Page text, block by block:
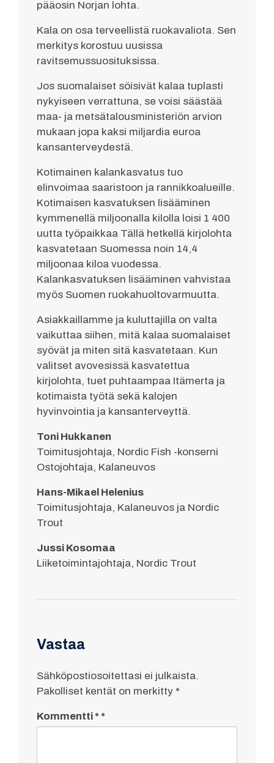
pääosin Norjan lohta.
Kala on osa terveellistä ruokavaliota. Sen
merkitys korostuu uusissa
ravitsemussuosituksissa.
Jos suomalaiset söisivät kalaa tuplasti
nykyiseen verrattuna, se voisi säästää
maa- ja metsätalousministeriön arvion
mukaan jopa kaksi miljardia euroa
kansanterveydestä.
Kotimainen kalankasvatus tuo
elinvoimaa saaristoon ja rannikkoalueille.
Kotimaisen kasvatuksen lisääminen
kymmenellä miljoonalla kilolla loisi 1 400
uutta työpaikkaa Tällä hetkellä kirjolohta
kasvatetaan Suomessa noin 14,4
miljoonaa kiloa vuodessa.
Kalankasvatuksen lisääminen vahvistaa
myös Suomen ruokahuoltovarmuutta.
Asiakkaillamme ja kuluttajilla on valta
vaikuttaa siihen, mitä kalaa suomalaiset
syövät ja miten sitä kasvatetaan. Kun
valitset avovesissä kasvatettua
kirjolohta, tuet puhtaampaa Itämerta ja
kotimaista työtä sekä kalojen
hyvinvointia ja kansanterveyttä.
Toni Hukkanen
Toimitusjohtaja, Nordic Fish -konserni
Ostojohtaja, Kalaneuvos
Hans-Mikael Helenius
Toimitusjohtaja, Kalaneuvos ja Nordic
Trout
Jussi Kosomaa
Liiketoimintajohtaja, Nordic Trout
Vastaa
Sähköpostiosoitettasi ei julkaista.
Pakolliset kentät on merkitty *
Kommentti*